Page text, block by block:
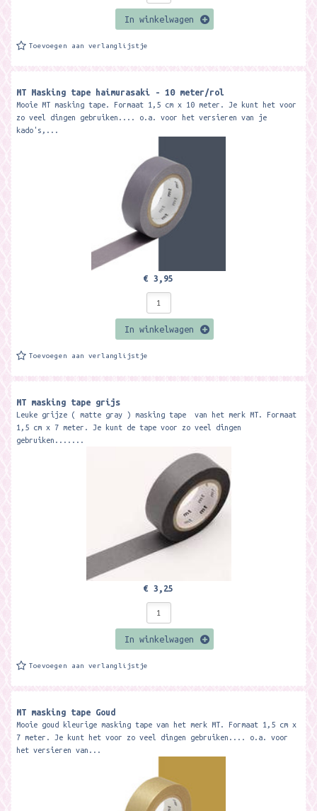
In winkelwagen
Toevoegen aan verlanglijstje
MT Masking tape haimurasaki - 10 meter/rol
Mooie MT masking tape. Formaat 1,5 cm x 10 meter. Je kunt het voor
zo veel dingen gebruiken.... o.a. voor het versieren van je
kado's,...
€ 3,95
In winkelwagen
Toevoegen aan verlanglijstje
MT masking tape grijs
Leuke grijze ( matte gray ) masking tape van het merk MT. Formaat
1,5 cm x 7 meter. Je kunt de tape voor zo veel dingen
gebruiken.......
€ 3,25
In winkelwagen
Toevoegen aan verlanglijstje
MT masking tape Goud
Mooie goud kleurige masking tape van het merk MT. Formaat 1,5 cm x
7 meter. Je kunt het voor zo veel dingen gebruiken.... o.a. voor
het versieren van...